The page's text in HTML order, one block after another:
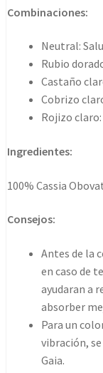
Combinaciones:
Neutral:
Rubio
Castaño
Cobrizo
Rojizo
Ingredientes:
100% Cassia
Consejos:
Antes de la
en caso de
ayudaran a
absorber
Para un
vibración,
Gaia.